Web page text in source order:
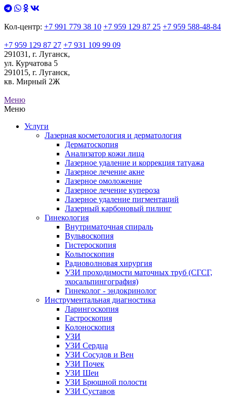
Кол-центр: +7 991 779 38 10 +7 959 129 87 25 +7 959 588-48-84
+7 959 129 87 27 +7 931 109 99 09
291031, г. Луганск,
ул. Курчатова 5
291015, г. Луганск,
кв. Мирный 2Ж
Меню
Меню
Услуги
Лазерная косметология и дерматология
Дерматоскопия
Анализатор кожи лица
Лазерное удаление и коррекция татуажа
Лазерное лечение акне
Лазерное омоложение
Лазерное лечение купероза
Лазерное удаление пигментаций
Лазерный карбоновый пилинг
Гинекология
Внутриматочная спираль
Вульвоскопия
Гистероскопия
Кольпоскопия
Радиоволновая хирургия
УЗИ проходимости маточных труб (СГСГ,
эхосальпингография)
Гинеколог - эндокринолог
Инструментальная диагностика
Ларингоскопия
Гастроскопия
Колоноскопия
УЗИ
УЗИ Сердца
УЗИ Сосудов и Вен
УЗИ Почек
УЗИ Шеи
УЗИ Брюшной полости
УЗИ Суставов